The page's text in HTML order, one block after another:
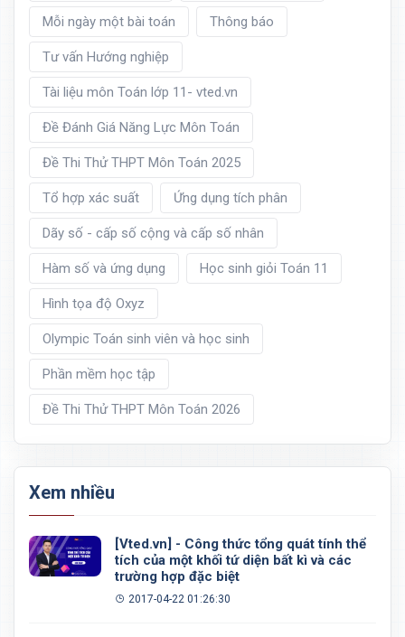
Mỗi ngày một bài toán Thông báo
Tư vấn Hướng nghiệp
Tài liệu môn Toán lớp 11- vted.vn
Đề Đánh Giá Năng Lực Môn Toán
Đề Thi Thử THPT Môn Toán 2025
Tổ hợp xác suất Ứng dụng tích phân
Dãy số - cấp số cộng và cấp số nhân
Hàm số và ứng dụng Học sinh giỏi Toán 11
Hình tọa độ Oxyz
Olympic Toán sinh viên và học sinh
Phần mềm học tập
Đề Thi Thử THPT Môn Toán 2026
Xem nhiều
[Vted.vn] - Công thức tổng quát tính thể
tích của một khối tứ diện bất kì và các
trường hợp đặc biệt
2017-04-22 01:26:30